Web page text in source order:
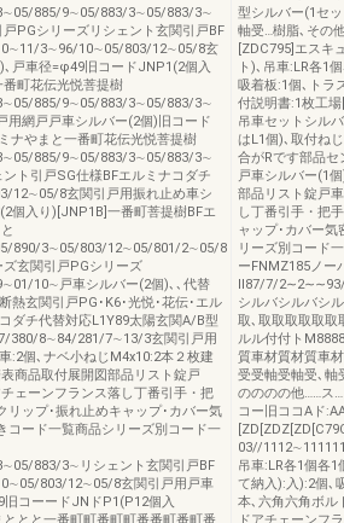
885/9∼05/883/3∼05/883/3∼
PGシリーズリシェント玄関引戸BF
3∼96/10∼05/803/12∼05/8玄
戸車径=φ49旧コードJNP1(2個入
町花伝光悦菩提樹
885/9∼05/883/3∼05/883/3∼
網戸戸車シルバー(2個)旧コード
ナやまと一番町花伝光悦菩提樹
885/9∼05/883/3∼05/883/3∼
ト引戸SG仕様BFエルミナコダチ
8玄関引戸用振れ止め車シ
個入り)[JNP1B]一番町菩提樹BFエ
890/3∼05/803/12∼05/801/2∼05/8
玄関引戸PGシリーズ
10∼戸車シルバー(2個)､､代替
熱玄関引戸PG･K6･光悦･花伝･エル
ダチ代替対応L1Y89太陽玄関A/B型
380/8∼84/281/7∼13/3玄関引戸用
:2個､ナベ小ねじM4x10:2本２枚建
商品取付展開図部品リスト錠戸
ェーンフランス落し丁番引手・把
リップ･振れ止めキャップ･カバー気
コード一覧商品シリーズ別コード一
883/3∼リシェント玄関引戸BF
803/12∼05/8玄関引戸用戸車
コーードJNドP1(P12個入
とと一番町町番町町番番町番町番
型シルバー(1セ
軸受…樹脂､その
[ZDC795]エスキ
ト)､吊車:LR各1
吸着板:1個､トラ
付説明書:1枚工
吊車セットシル
はL1個)､取付ね
合がRです部品
戸車シルバー(1
部品リスト錠戸
し丁番引手・把
ャップ･カバー気
リーズ別コード
ーFNMZ185ノー
Ⅱ87/7/2∼2∼∼93/
シルバシルバシ
取､取取取取取取
ルル付付ト
質車材質材質車
受受軸受軸受､軸
のののの他……ス
コー旧ココAド
03//
吊車:LR各1個各
て納入):入):2個､
本､六角六角ボル
ドアチェーンフ